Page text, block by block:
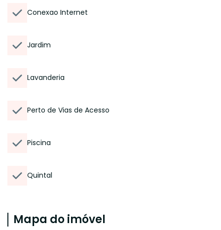
Conexao Internet
Jardim
Lavanderia
Perto de Vias de Acesso
Piscina
Quintal
Mapa do imóvel